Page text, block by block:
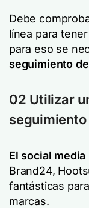
Debe
línea para
para eso se
seguimiento
02 Utilizar
El social
Brand24,
fantásticas
marcas.